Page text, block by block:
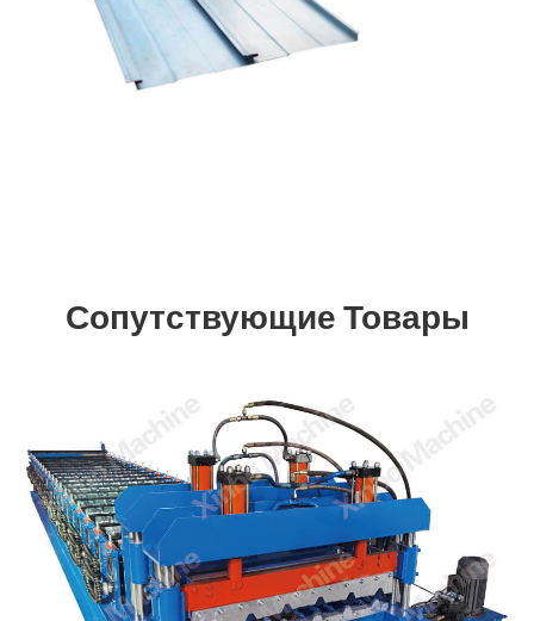
Сопутствующие Товары